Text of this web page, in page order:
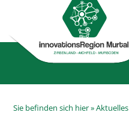
Sie befinden sich hier »Aktuelles